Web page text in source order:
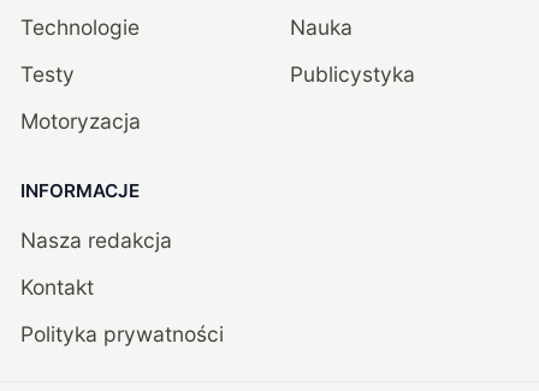
Technologie
Testy
Motoryzacja
Nauka
Publicystyka
INFORMACJE
Nasza redakcja
Kontakt
Polityka prywatności